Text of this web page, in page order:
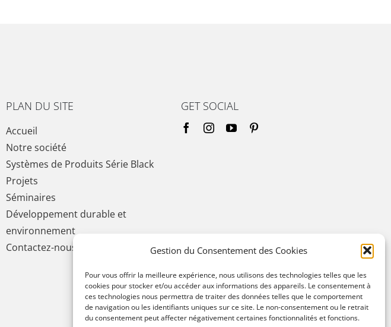
Gestion du Consentement des Cookies
Pour vous offrir la meilleure expérience, nous utilisons des technologies telles que les
cookies pour stocker et/ou accéder aux informations des appareils. Le consentement à
ces technologies nous permettra de traiter des données telles que le comportement
de navigation ou les identifiants uniques sur ce site. Le non-consentement ou le retrait
du consentement peut affecter négativement certaines fonctionnalités et fonctions.
PLAN DU SITE
Accueil
Notre société
Systèmes de Produits Série Black
Projets
Séminaires
Développement durable et
environnement
Contactez-nous
GET SOCIAL